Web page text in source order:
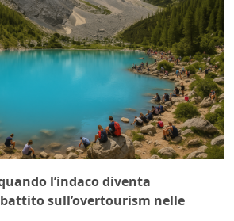
l’indaco diventa
sull’overtourism nelle